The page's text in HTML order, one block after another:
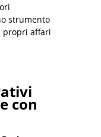
strumento
propri affari
con